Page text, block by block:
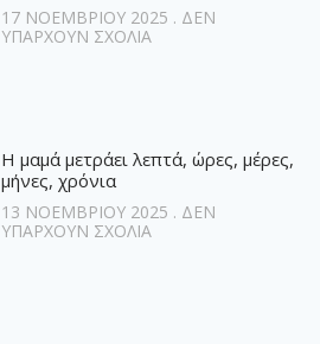
17 ΝΟΕΜΒΡΊΟΥ 2025
ΔΕΝ
ΥΠΆΡΧΟΥΝ ΣΧΌΛΙΑ
Η μαμά μετράει λεπτά, ώρες, μέρες,
μήνες, χρόνια
13 ΝΟΕΜΒΡΊΟΥ 2025
ΔΕΝ
ΥΠΆΡΧΟΥΝ ΣΧΌΛΙΑ